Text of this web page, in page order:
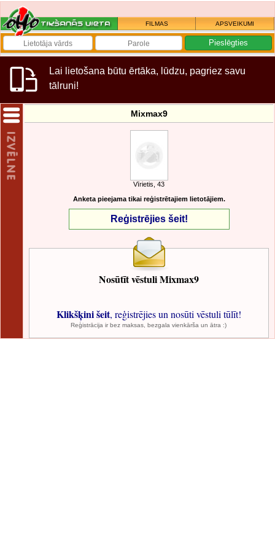
FILMAS APSVEIKUMI
Lai lietošana būtu ērtāka, lūdzu, pagriez savu
tālruni!
Mixmax9
Vīrietis, 43
Anketa pieejama tikai reģistrētajiem lietotājiem.
Reģistrējies šeit!
Nosūtīt vēstuli Mixmax9
Klikšķini šeit, reģistrējies un nosūti vēstuli tūlīt!
Reģistrācija ir bez maksas, bezgala vienkārša un ātra :)